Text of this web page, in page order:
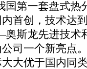
第一套盘式热
首创，技术达
斯龙先进技术
司一个新亮点
大优于国内同